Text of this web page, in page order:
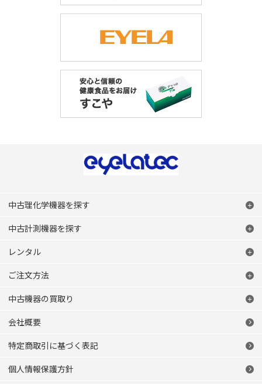
中古理化学機器を探す
中古計測機器を探す
レンタル
ご注文方法
中古機器の買取り
会社概要
特定商取引に基づく表記
個人情報保護方針